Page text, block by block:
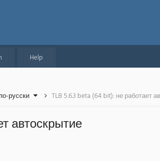
Help
русски TLB 5.6.3 beta (64 bit): не работает
автоскрытие